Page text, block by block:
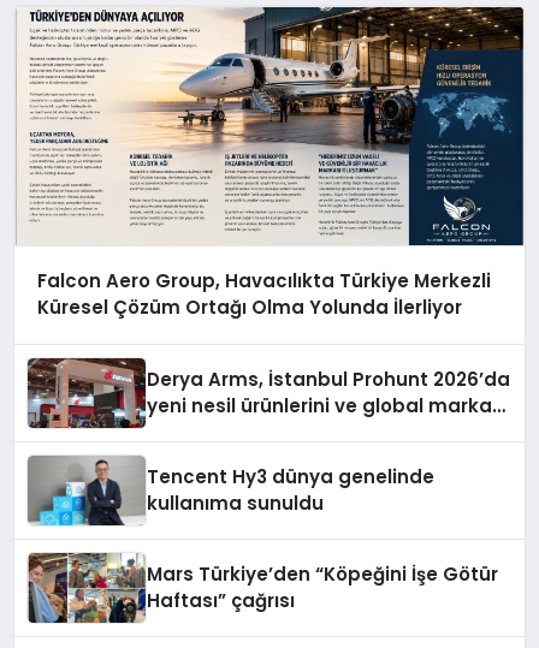
Falcon Aero Group, Havacılıkta Türkiye Merkezli
Küresel Çözüm Ortağı Olma Yolunda İlerliyor
Derya Arms, İstanbul Prohunt 2026’da
yeni nesil ürünlerini ve global marka
Tencent Hy3 dünya genelinde
kullanıma sunuldu
Mars Türkiye’den “Köpeğini İşe Götür
Haftası” çağrısı